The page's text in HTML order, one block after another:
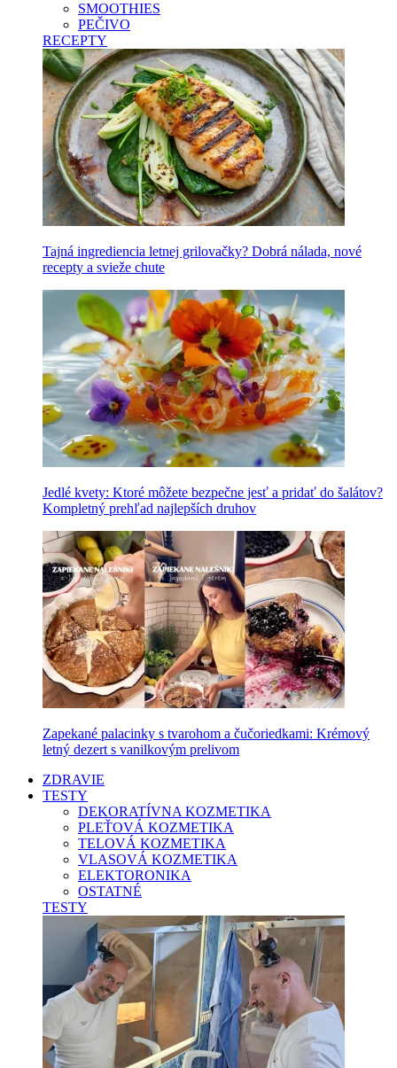
SMOOTHIES
PEČIVO
RECEPTY
Tajná ingrediencia letnej grilovačky? Dobrá nálada, nové
recepty a svieže chute
Jedlé kvety: Ktoré môžete bezpečne jesť a pridať do šalátov?
Kompletný prehľad najlepších druhov
Zapekané palacinky s tvarohom a čučoriedkami: Krémový
letný dezert s vanilkovým prelivom
ZDRAVIE
TESTY
DEKORATÍVNA KOZMETIKA
PLEŤOVÁ KOZMETIKA
TELOVÁ KOZMETIKA
VLASOVÁ KOZMETIKA
ELEKTORONIKA
OSTATNÉ
TESTY